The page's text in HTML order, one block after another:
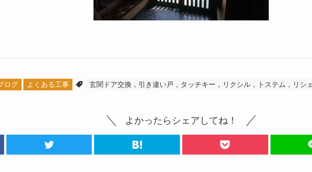
ログ よくある工事 玄関ドア交換，引き違い戸，タッチキー，リクシル，トステム，リシ
よかったらシェアしてね！